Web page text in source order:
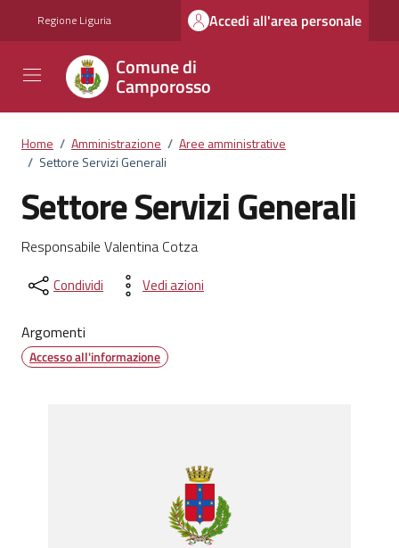
Regione Liguria Accedi all'area personale
Comune di
Camporosso
Home / Amministrazione / Aree amministrative
/ Settore Servizi Generali
Settore Servizi Generali
Dettagli del documento
Responsabile Valentina Cotza
Condividi Vedi azioni
Argomenti
Accesso all'informazione